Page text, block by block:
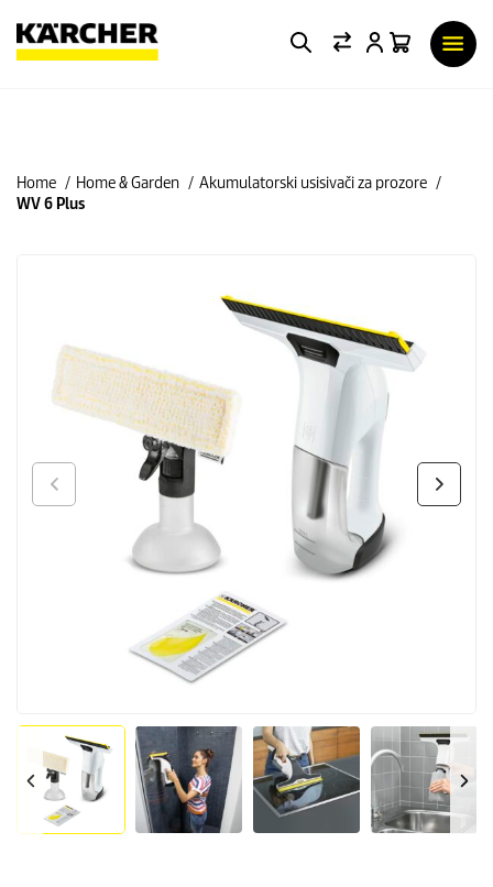
Home Home & Garden
Akumulatorski usisivači za prozore
WV 6 Plus